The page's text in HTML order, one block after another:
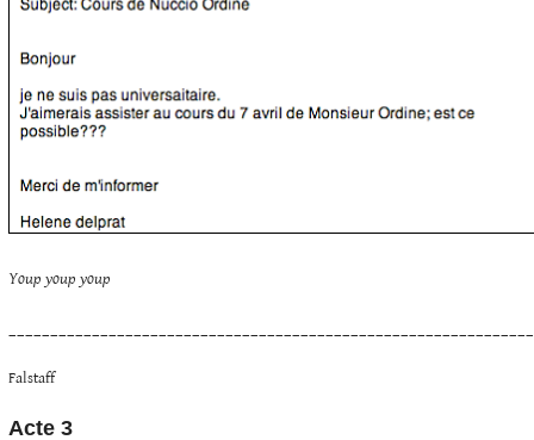
Youp youp youp
Falstaff
Acte 3